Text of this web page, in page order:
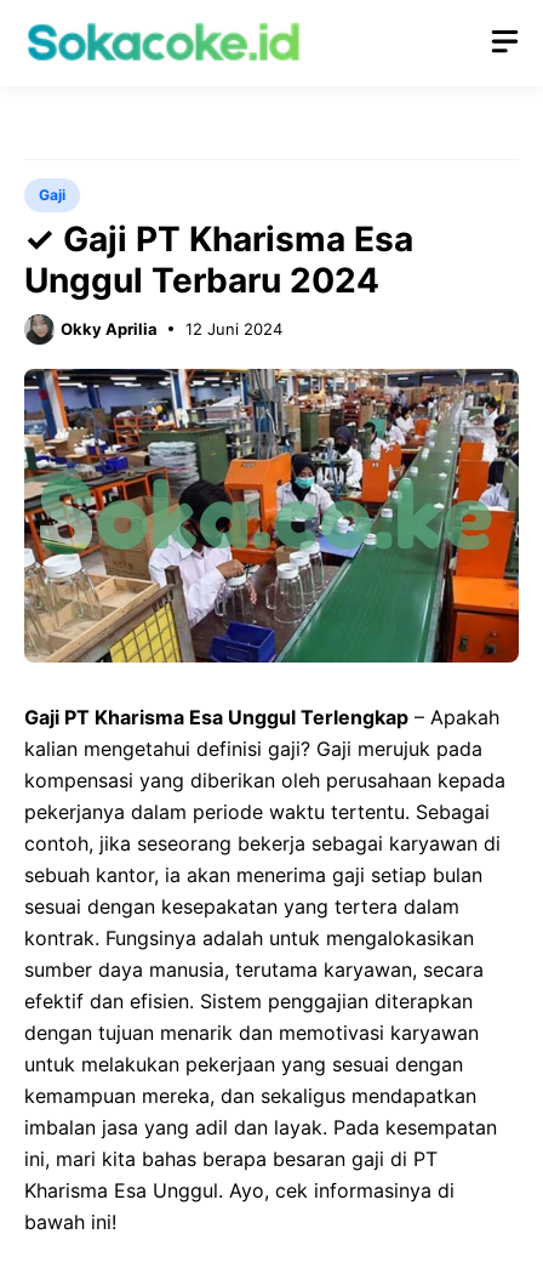
Gaji
✓ Gaji PT Kharisma Esa
Unggul Terbaru 2024
Okky Aprilia 12 Juni 2024
Gaji PT Kharisma Esa Unggul Terlengkap – Apakah
kalian mengetahui definisi gaji? Gaji merujuk pada
kompensasi yang diberikan oleh perusahaan kepada
pekerjanya dalam periode waktu tertentu. Sebagai
contoh, jika seseorang bekerja sebagai karyawan di
sebuah kantor, ia akan menerima gaji setiap bulan
sesuai dengan kesepakatan yang tertera dalam
kontrak. Fungsinya adalah untuk mengalokasikan
sumber daya manusia, terutama karyawan, secara
efektif dan efisien. Sistem penggajian diterapkan
dengan tujuan menarik dan memotivasi karyawan
untuk melakukan pekerjaan yang sesuai dengan
kemampuan mereka, dan sekaligus mendapatkan
imbalan jasa yang adil dan layak. Pada kesempatan
ini, mari kita bahas berapa besaran gaji di PT
Kharisma Esa Unggul. Ayo, cek informasinya di
bawah ini!